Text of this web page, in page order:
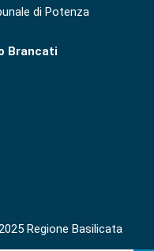
di Potenza
Brancati
Regione Basilicata